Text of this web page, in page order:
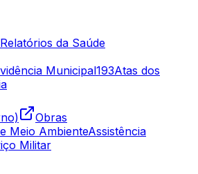
Relatórios da Saúde
Municipal193Atas dos
Obras
Meio AmbienteAssistência
Militar